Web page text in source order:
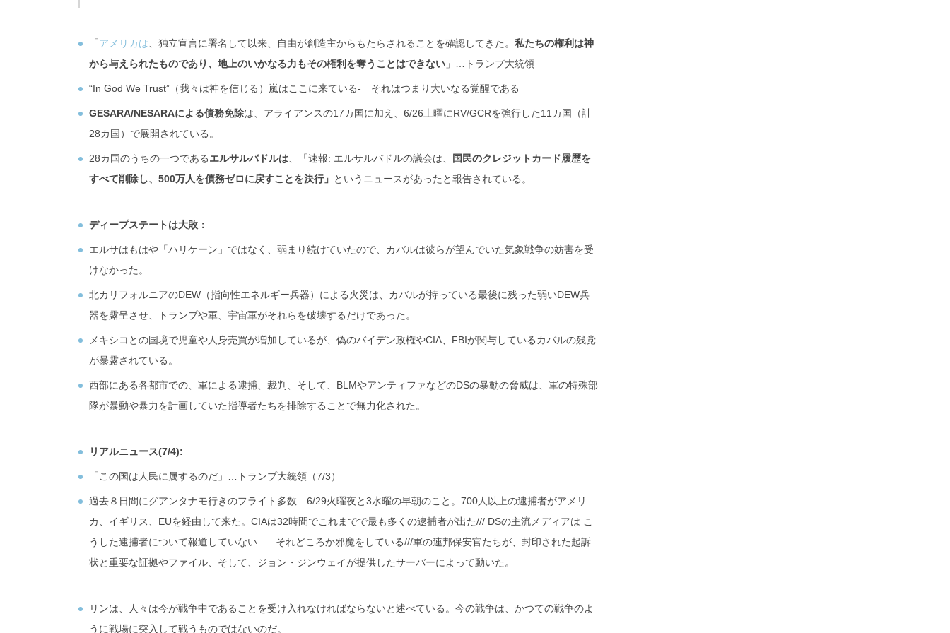
「アメリカは 、独立宣言に署名して以来、自由が創造主からもたらされることを確認してきた。 私たちの権利は神
から与えられたものであり、地上のいかなる力もその権利を奪うことはできない 」…トランプ大統領
“In God We Trust”（我々は神を信じる）嵐はここに来ている- それはつまり大いなる覚醒である
GESARA/NESARAによる債務免除は、アライアンスの17カ国に加え、6/26土曜にRV/GCRを強行した11カ国（計
28カ国）で展開されている。
28カ国のうちの一つであるエルサルバドルは 、「速報: エルサルバドルの議会は、
国民のクレジットカード履歴を
すべて削除し、500万人を債務ゼロに戻すことを決行」 というニュースがあったと報告されている。
ディープステートは大敗：
エルサはもはや「ハリケーン」ではなく、弱まり続けていたので、カバルは彼らが望んでいた気象戦争の妨害を受
けなかった。
北カリフォルニアのDEW（指向性エネルギー兵器）による火災は、カバルが持っている最後に残った弱いDEW兵
器を露呈させ、トランプや軍、宇宙軍がそれらを破壊するだけであった。
メキシコとの国境で児童や人身売買が増加しているが、偽のバイデン政権やCIA、FBIが関与しているカバルの残党
が暴露されている。
西部にある各都市での、軍による逮捕、裁判、そして、BLMやアンティファなどのDSの暴動の脅威は、軍の特殊部
隊が暴動や暴力を計画していた指導者たちを排除することで無力化された。
リアルニュース(7/4):
「この国は人民に属するのだ」…トランプ大統領（7/3）
過去８日間にグアンタナモ行きのフライト多数…6/29火曜夜と3水曜の早朝のこと。700人以上の逮捕者がアメリ
カ、イギリス、EUを経由して来た。CIAは32時間でこれまでで最も多くの逮捕者が出た/// DSの主流メディアは こ
うした逮捕者について報道していない …. それどころか邪魔をしている///軍の連邦保安官たちが、封印された起訴
状と重要な証拠やファイル、そして、ジョン・ジンウェイが提供したサーバーによって動いた。
リンは、人々は今が戦争中であることを受け入れなければならないと述べている。今の戦争は、かつての戦争のよ
うに戦場に突入して戦うものではないのだ。